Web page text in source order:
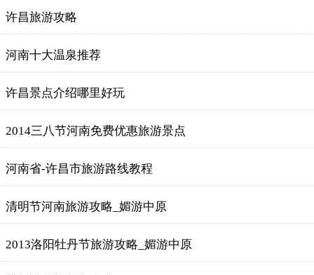
许昌旅游攻略
河南十大温泉推荐
许昌景点介绍哪里好玩
2014三八节河南免费优惠旅游景点
河南省-许昌市旅游路线教程
清明节河南旅游攻略_媚游中原
2013洛阳牡丹节旅游攻略_媚游中原